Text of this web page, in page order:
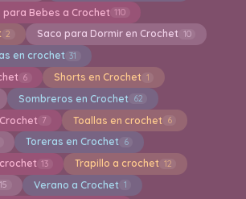
para Bebes a Crochet 110
2 Saco para Dormir en Crochet 10
en crochet 31
6 Shorts en Crochet 1
Sombreros en Crochet 62
7 Toallas en crochet 6
Toreras en Crochet 6
13 Trapillo a crochet 12
15 Verano a Crochet 1